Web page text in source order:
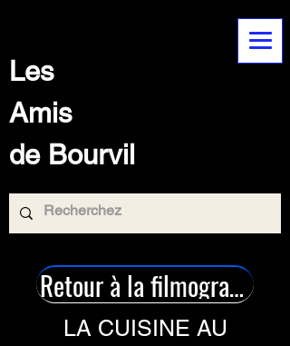
Les
Amis
de Bourvil
Retour à la filmographie
LA CUISINE AU